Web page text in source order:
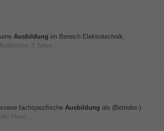
Ausbildung im Bereich Elektrotechnik,
2 Jahre...
fachspezifische Ausbildung als (Betriebs-)
Hase...